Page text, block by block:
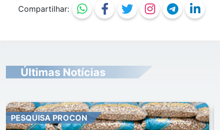
Compartilhar:
Últimas Notícias
PESQUISA PROCON